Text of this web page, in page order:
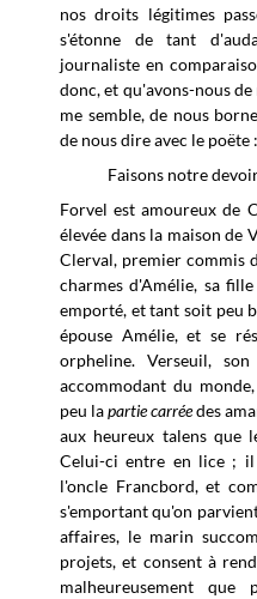
nos droits légitimes
s'étonne de tant
journaliste en
donc, et qu'avons-nous de
me semble, de nous
de nous dire avec le poëte :
Faisons notre
Forvel est amoureux de
élevée dans la maison de
Clerval, premier commis
charmes d'Amélie, sa
emporté, et tant soit peu
épouse Amélie, et se
orpheline. Verseuil,
accommodant du
peu lapartie carréedes
aux heureux talens que
Celui-ci entre en lice ; il
l'oncle Francbord, et
s'emportant qu'on
affaires, le marin
projets, et consent à
malheureusement que